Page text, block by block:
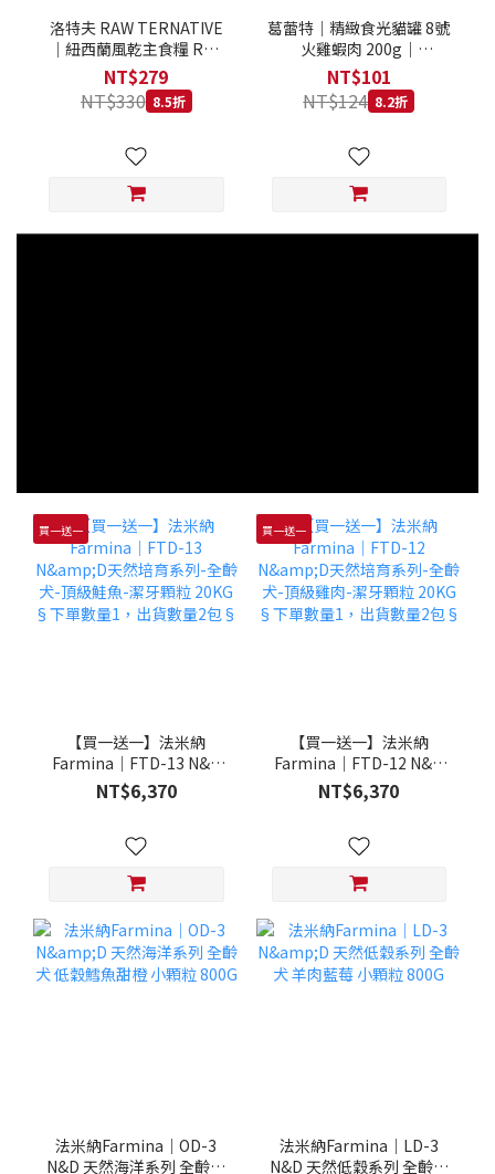
洛特夫 RAW TERNATIVE
｜紐西蘭風乾主食糧 RT3
羊肉 142g｜風乾主食糧 羊
肉 全齡犬 狗飼料
NT$279
NT$330 8.5折
葛蕾特｜精緻食光貓罐 8號
火雞蝦肉 200g｜
GranataPet 200克 主食罐
無穀罐 無膠罐 主食貓罐 德
罐
NT$101
NT$124 8.2折
買一送一
【買一送一】法米納
Farmina｜FTD-13 N&D
天然培育系列-全齡犬-頂級
鮭魚-潔牙顆粒 20KG §下
NT$6,370
買一送一
【買一送一】法米納
Farmina｜FTD-12 N&D
天然培育系列-全齡犬-頂級
雞肉-潔牙顆粒 20KG §下
NT$6,370
法米納Farmina｜OD-3
N&D 天然海洋系列 全齡犬
法米納Farmina｜LD-3
N&D 天然低穀系列 全齡犬